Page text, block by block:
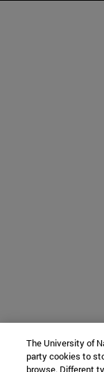
The University of
party cookies to
browse. Different